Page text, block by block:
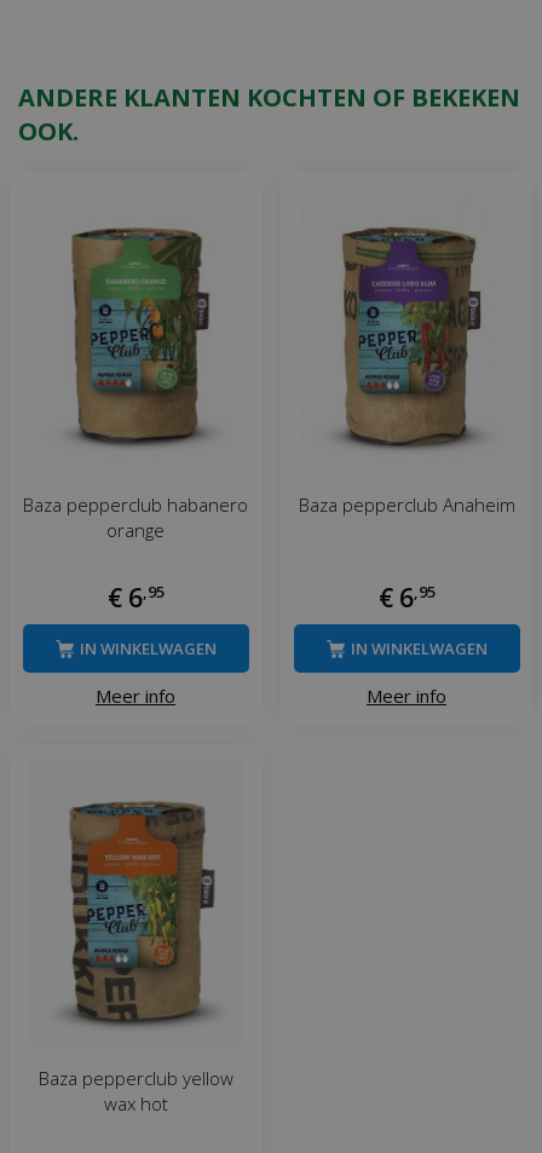
ANDERE KLANTEN KOCHTEN OF BEKEKEN
OOK.
Baza pepperclub habanero
orange
€ 6,95
Meer info
IN WINKELWAGEN
Baza pepperclub Anaheim
€ 6,95
Meer info
IN WINKELWAGEN
Baza pepperclub yellow
wax hot